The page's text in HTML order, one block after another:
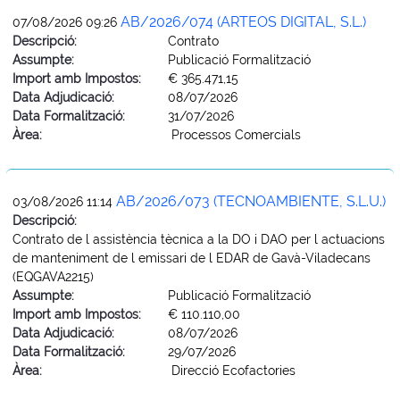
07/08/2026 09:26 AB/2026/074 (ARTEOS DIGITAL, S.L.)
Descripció:
Contrato
Assumpte:
Publicació Formalització
Import amb Impostos:
€ 365.471,15
Data Adjudicació:
08/07/2026
Data Formalització:
31/07/2026
Àrea:
Processos Comercials
03/08/2026 11:14 AB/2026/073 (TECNOAMBIENTE, S.L.U.)
Descripció:
Contrato de l assistència tècnica a la DO i DAO per l actuacions
de manteniment de l emissari de l EDAR de Gavà-Viladecans
(EQGAVA2215)
Assumpte:
Publicació Formalització
Import amb Impostos:
€ 110.110,00
Data Adjudicació:
08/07/2026
Data Formalització:
29/07/2026
Àrea:
Direcció Ecofactories